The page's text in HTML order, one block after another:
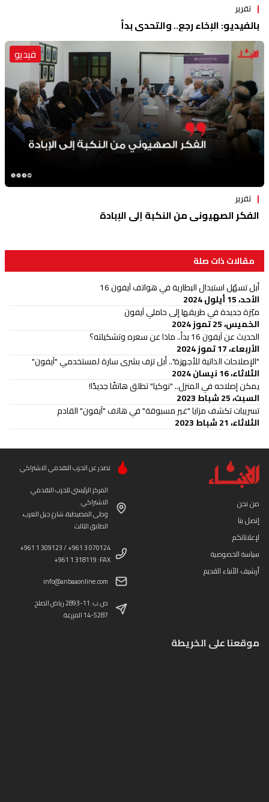
تقرير
بالفيديو: الإخاء رجع.. والتحدي بدأ
فيديو
تقرير
الفكر الصهيوني من النكبة إلى الإبادة
مقالات ذات صلة
أبل تسهّل استبدال البطارية في هواتف آيفون 16
الأحد، 15 أيلول 2024
ميّزة جديدة في طريقها إلى حاملي آيفون
الخميس، 25 تموز 2024
الحديث عن آيفون 16 بدأ.. ماذا عن سعره وتشكيلته؟
الأربعاء، 17 تموز 2024
"الإصلاحات الذاتية للأجهزة".. أبل تزف بشرى سارة لمستخدمي "آيفون"
الثلاثاء، 16 نيسان 2024
يمكن إصلاحه في المنزل.. "نوكيا" تطلق هاتفًا جديدًا!
السبت، 25 شباط 2023
تسريبات تكشف مزايا "غير مسبوقة" في هاتف "آيفون" القادم
الثلاثاء، 21 شباط 2023
من نحن
إتصل بنا
لإعلاناتكم
سياسة الخصوصية
أرشيف الأنباء القديم
تصدر عن الحزب التقدمي الاشتراكي
المركز الرئيسي للحزب التقدمي
الاشتراكي
وطى المصيطبة، شارع جبل العرب،
الطابق الثالث
+961 1 309123 / +961 3 070124
+961 1 318119 :FAX
info@anbaaonline.com
ص.ب: 11-2893 رياض الصلح
14-5287 المزرعة
موقعنا على الخريطة